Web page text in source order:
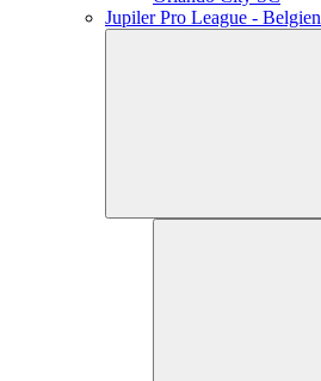
Jupiler Pro League - Belgien